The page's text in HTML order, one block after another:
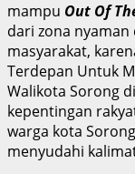
mampu Out Of
dari zona
masyarakat,
Terdepan Untuk
Walikota Sorong
kepentingan
warga kota
menyudahi